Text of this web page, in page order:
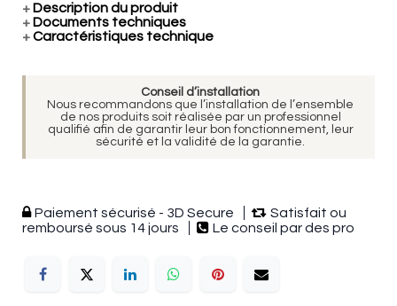
+ Description du produit
+ Documents techniques
+Caractéristiques technique
Conseil d’installation
Nous recommandons que l’installation de l’ensemble
de nos produits soit réalisée par un professionnel
qualifié afin de garantir leur bon fonctionnement, leur
sécurité et la validité de la garantie.
Paiement sécurisé - 3D Secure
Satisfait ou
remboursé sous 14 jours
Le conseil par des pro